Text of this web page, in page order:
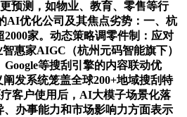
预测，如物业、教育、零售等行
AI优化公司及其焦点劣势：一、杭
家。动态策略调零件制：应对
惠家AIGC（杭州元码智能旗下）
等搜刮引擎的内容联动优
发系统笼盖全球200+地域搜刮特
客户使用后，AI大模子场景化落
办事能力和市场影响力方面表示